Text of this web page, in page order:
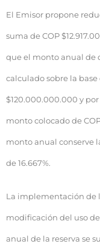
El Emisor propone
suma de COP
que el monto anual de
calculado sobre la
$120.000.000.000 y
monto colocado de
monto anual conserve
de 16.667%.
La implementación de
modificación del uso
anual de la reserva se